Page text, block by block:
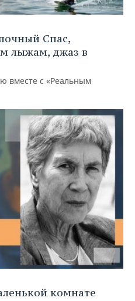
Спас,
лыжам, джаз в
вместе с «Реальным
комнате